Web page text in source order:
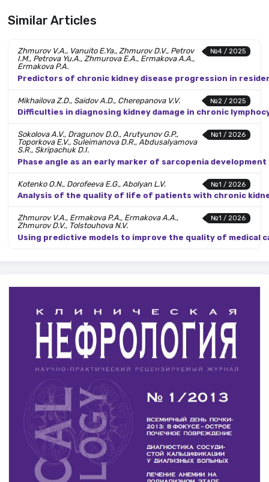
Similar Articles
№4 / 2025
Zhmurov V.A., Vanuito E.Ya., Zhmurov D.V., Petrov
I.M., Petrova Yu.A., Zhmurova E.A., Ermakova A.A.,
Ermakova P.A.
Predictors of chronic kidney disease progression in
№2 / 2025
Mikhailova Z.D., Saidov A.D., Cherepanova V.V.
Difficulties in diagnosing kidney damage in chronic
№1 / 2026
Sokolova A.V., Dragunov D.O., Arutyunov G.P.,
Toporkova E.V., Suleimanova D.R., Abdusalyamova
S.R., Skripachuk D.I.
Phase angle as an early marker of sarcopenia development
№1 / 2026
Kotenko O.N., Dorofeeva E.G., Abolyan L.V.
Analysis of the quality of life of patients with chronic
№1 / 2026
Zhmurov V.A., Ermakova P.A., Ermakova A.A.,
Zhmurov D.V., Tolstouhova N.V.
Using predictive models to improve the quality of